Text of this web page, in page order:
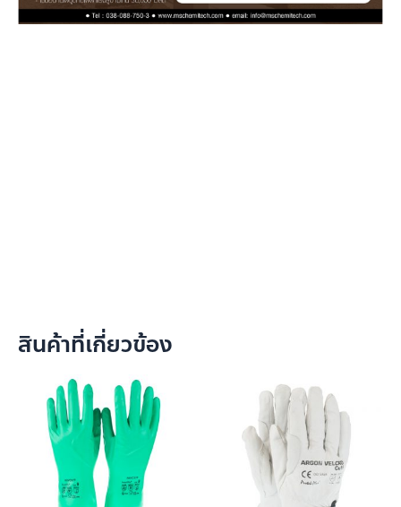
สินค้าที่เกี่ยวข้อง